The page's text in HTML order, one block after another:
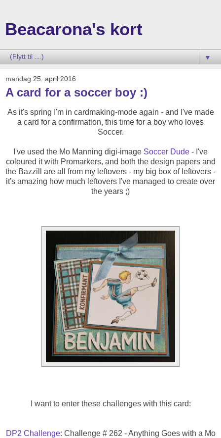
Beacarona's kort
▼
mandag 25. april 2016
A card for a soccer boy :)
As it's spring I'm in cardmaking-mode again - and I've made
a card for a confirmation, this time for a boy who loves
Soccer.
I've used the Mo Manning digi-image Soccer Dude - I've
coloured it with Promarkers, and both the design papers and
the Bazzill are all from my leftovers - my big box of leftovers -
it's amazing how much leftovers I've managed to create over
the years ;)
I want to enter these challenges with this card:
DP2 Challenge: Challenge # 262 - Anything Goes with a Mo